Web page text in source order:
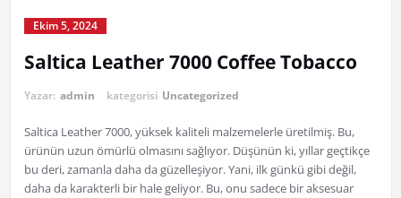
Ekim 5, 2024
Saltica Leather 7000 Coffee Tobacco
Yazar: admin kategorisi Uncategorized
Saltica Leather 7000, yüksek kaliteli malzemelerle üretilmiş. Bu,
ürünün uzun ömürlü olmasını sağlıyor. Düşünün ki, yıllar geçtikçe
bu deri, zamanla daha da güzelleşiyor. Yani, ilk günkü gibi değil,
daha da karakterli bir hale geliyor. Bu, onu sadece bir aksesuar